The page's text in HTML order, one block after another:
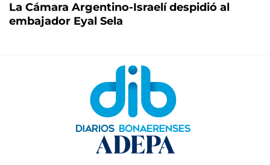
La Cámara Argentino-Israelí despidió al
embajador Eyal Sela